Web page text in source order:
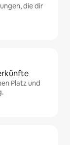
die dir
Platz und